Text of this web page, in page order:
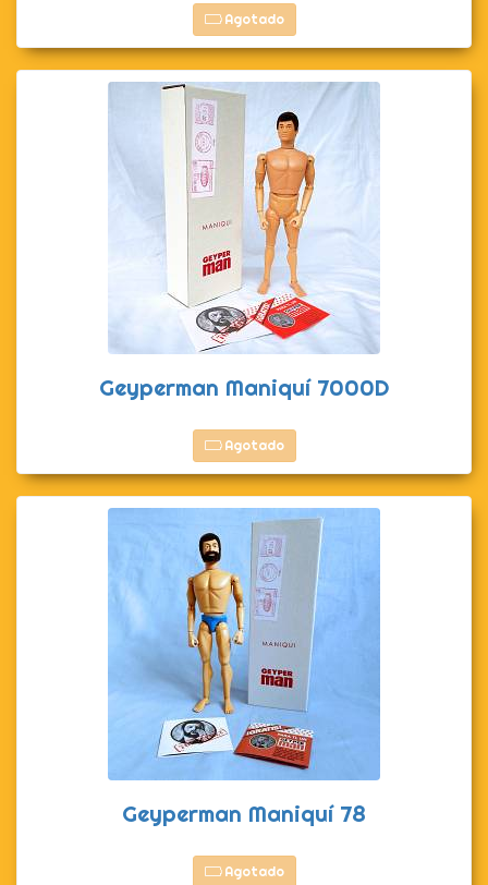
Agotado
Geyperman Maniquí 7000D
Agotado
Geyperman Maniquí 78
Agotado